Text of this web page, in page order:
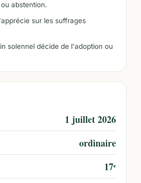
abstention.
sur les suffrages
solennel décide de l'adoption ou
1 juillet 2026
ordinaire
17ᵉ